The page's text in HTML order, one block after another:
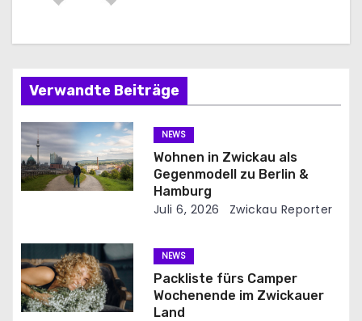
s
n
a
v
i
a
t
Verwandte Beiträge
NEWS
Wohnen in Zwickau als
Gegenmodell zu Berlin &
Hamburg
Juli 6, 2026 Zwickau Reporter
NEWS
Packliste fürs Camper
Wochenende im Zwickauer
Land